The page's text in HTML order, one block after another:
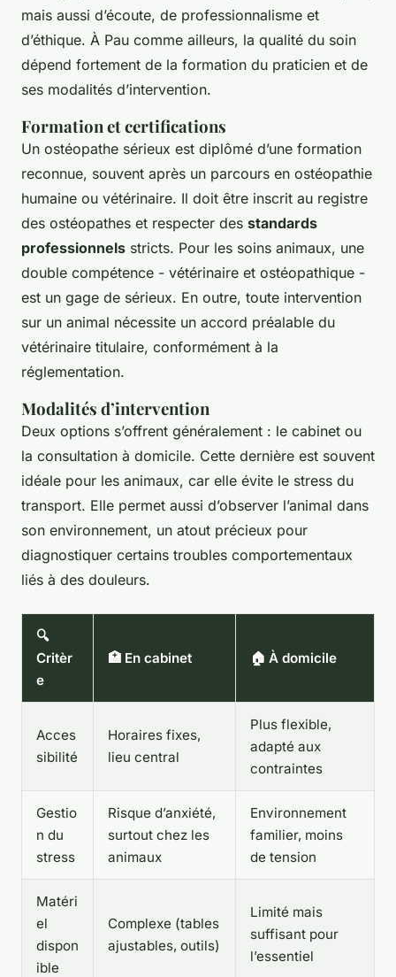
mais aussi d’écoute, de professionnalisme et
d’éthique. À Pau comme ailleurs, la qualité du soin
dépend fortement de la formation du praticien et de
ses modalités d’intervention.
Formation et certifications
Un ostéopathe sérieux est diplômé d’une formation
reconnue, souvent après un parcours en ostéopathie
humaine ou vétérinaire. Il doit être inscrit au registre
des ostéopathes et respecter des standards
professionnels stricts. Pour les soins animaux, une
double compétence - vétérinaire et ostéopathique -
est un gage de sérieux. En outre, toute intervention
sur un animal nécessite un accord préalable du
vétérinaire titulaire, conformément à la
réglementation.
Modalités d’intervention
Deux options s’offrent généralement : le cabinet ou
la consultation à domicile. Cette dernière est souvent
idéale pour les animaux, car elle évite le stress du
transport. Elle permet aussi d’observer l’animal dans
son environnement, un atout précieux pour
diagnostiquer certains troubles comportementaux
liés à des douleurs.
🔍
Critèr
e
🏥 En cabinet 🏠 À domicile
Acces
sibilité
Horaires fixes,
lieu central
Plus flexible,
adapté aux
contraintes
Gestio
n du
stress
Risque d’anxiété,
surtout chez les
animaux
Environnement
familier, moins
de tension
Matéri
el
dispon
ible
Complexe (tables
ajustables, outils)
Limité mais
suffisant pour
l’essentiel